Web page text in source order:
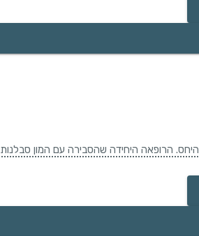
הרופאה היחידה שהסבירה עם המון